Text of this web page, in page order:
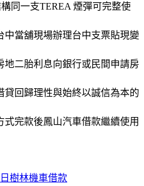
同一支TEREA 煙彈可完整使
中當舖現場辦理台中支票貼現變
地二胎利息向銀行或民間申請房
貸回歸理性與始終以誠信為本的
式完款後鳳山汽車借款繼續使用
類
樹林機車借款